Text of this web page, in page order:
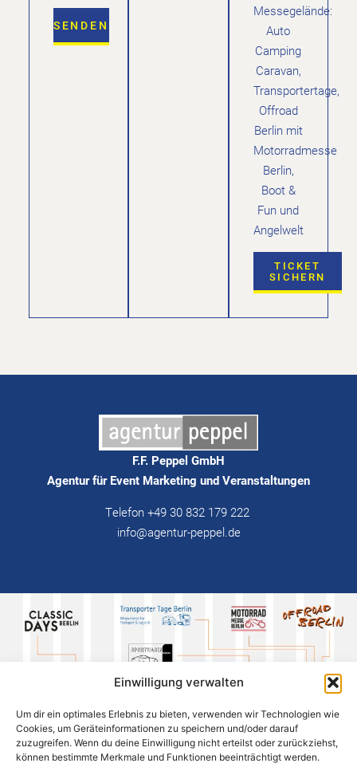
Einwilligung verwalten
Um dir ein optimales Erlebnis zu bieten, verwenden wir Technologien wie
Cookies, um Geräteinformationen zu speichern und/oder darauf
zuzugreifen. Wenn du deine Einwilligung nicht erteilst oder zurückziehst,
können bestimmte Merkmale und Funktionen beeinträchtigt werden.
SENDEN
Messegelände:
Auto
Camping
Caravan,
Transportertage,
Offroad
Berlin mit
Motorradmesse
Berlin,
Boot &
Fun und
Angelwelt
TICKET
SICHERN
F.F. Peppel GmbH
Agentur für Event Marketing und Veranstaltungen
Telefon +49 30 832 179 222
info@agentur-peppel.de